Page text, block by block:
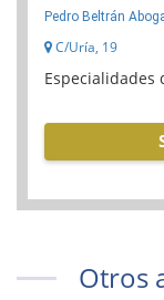
Pedro Beltrán
C/Uría, 19
Especialidades
Otros